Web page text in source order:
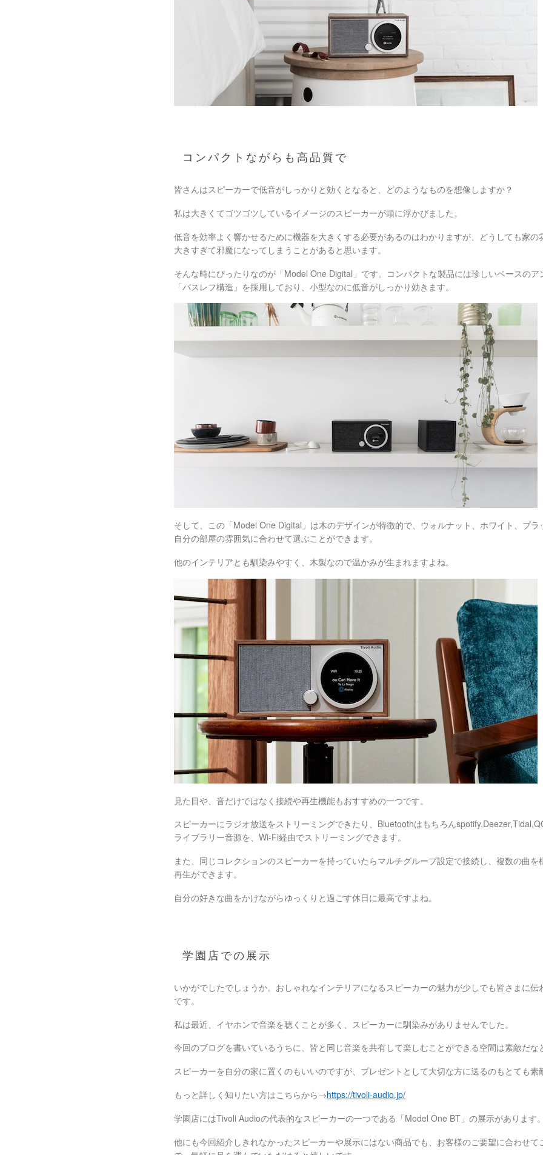
コンパクトながらも高品質で
皆さんはスピーカーで低音がしっかりと効くとなると、どのようなものを想像しますか？
私は大きくてゴツゴツしているイメージのスピーカーが頭に浮かびました。
低音を効率よく響かせるために機器を大きくする必要があるのはわかりますが、どうしても家の
大きすぎて邪魔になってしまうことがあると思います。
そんな時にぴったりなのが「Model One Digital」です。コンパクトな製品には珍しいベースのア
「バスレフ構造」を採用しており、小型なのに低音がしっかり効きます。
そして、この「Model One Digital」は木のデザインが特徴的で、ウォルナット、ホワイト、ブラ
自分の部屋の雰囲気に合わせて選ぶことができます。
他のインテリアとも馴染みやすく、木製なので温かみが生まれますよね。
見た目や、音だけではなく接続や再生機能もおすすめの一つです。
スピーカーにラジオ放送をストリーミングできたり、Bluetoothはもちろん
ライブラリー音源を、Wi-Fi経由でストリーミングできます。
また、同じコレクションのスピーカーを持っていたらマルチグループ設定で接続し、複数の曲を
再生ができます。
自分の好きな曲をかけながらゆっくりと過ごす休日に最高ですよね。
学園店での展示
いかがでしたでしょうか。おしゃれなインテリアになるスピーカーの魅力が少しでも皆さまに伝
です。
私は最近、イヤホンで音楽を聴くことが多く、スピーカーに馴染みがありませんでした。
今回のブログを書いているうちに、皆と同じ音楽を共有して楽しむことができる空間は素敵だな
スピーカーを自分の家に置くのもいいのですが、プレゼントとして大切な方に送るのもとても素
もっと詳しく知りたい方はこちらから→https://tivoli-audio.jp/
学園店にはTivoli Audioの代表的なスピーカーの一つである「Model One BT」の展示があります。
他にも今回紹介しきれなかったスピーカーや展示にはない商品でも、お客様のご要望に合わせて